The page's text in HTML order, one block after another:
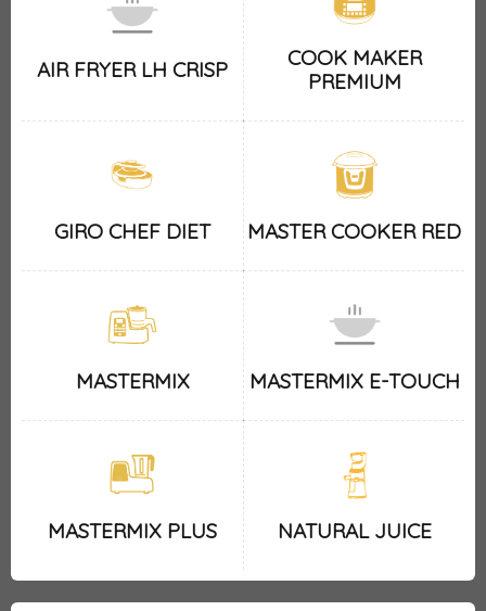
AIR FRYER LH CRISP
COOK MAKER
PREMIUM
GIRO CHEF DIET MASTER COOKER RED
MASTERMIX MASTERMIX E-TOUCH
MASTERMIX PLUS NATURAL JUICE